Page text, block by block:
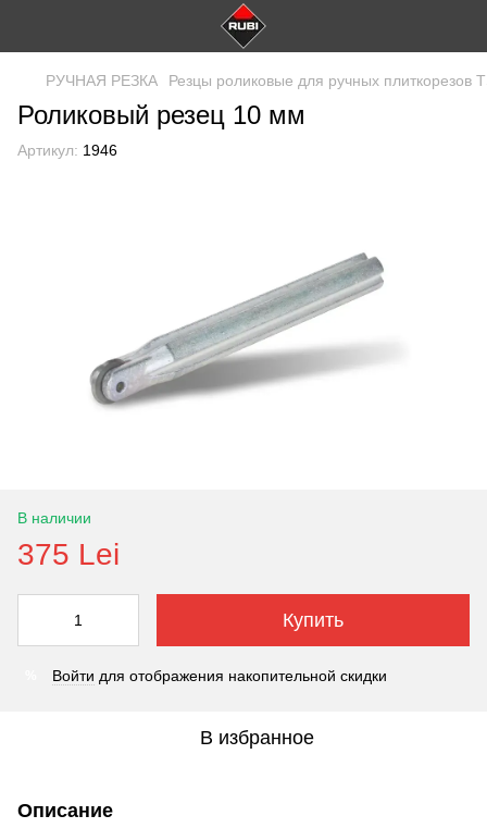
РУЧНАЯ РЕЗКА Резцы роликовые для ручных плиткорезов
Роликовый резец 10 мм
Артикул: 1946
В наличии
375 Lei
Купить
Войти для отображения накопительной скидки
В избранное
Описание